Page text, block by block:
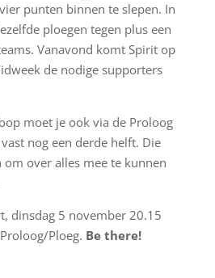
punten binnen te slepen. In
ploegen tegen plus een
Vanavond komt Spirit op
de nodige supporters
moet je ook via de Proloog
nog een derde helft. Die
over alles mee te kunnen
dinsdag 5 november 20.15
Ploeg. Be there!